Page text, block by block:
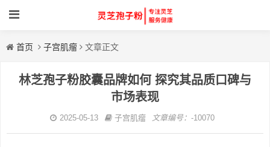
首页 子宫肌瘤 文章正文
林芝孢子粉胶囊品牌如何 探究其品质口碑与
市场表现
2025-05-13 子宫肌瘤 文章编号： -10070